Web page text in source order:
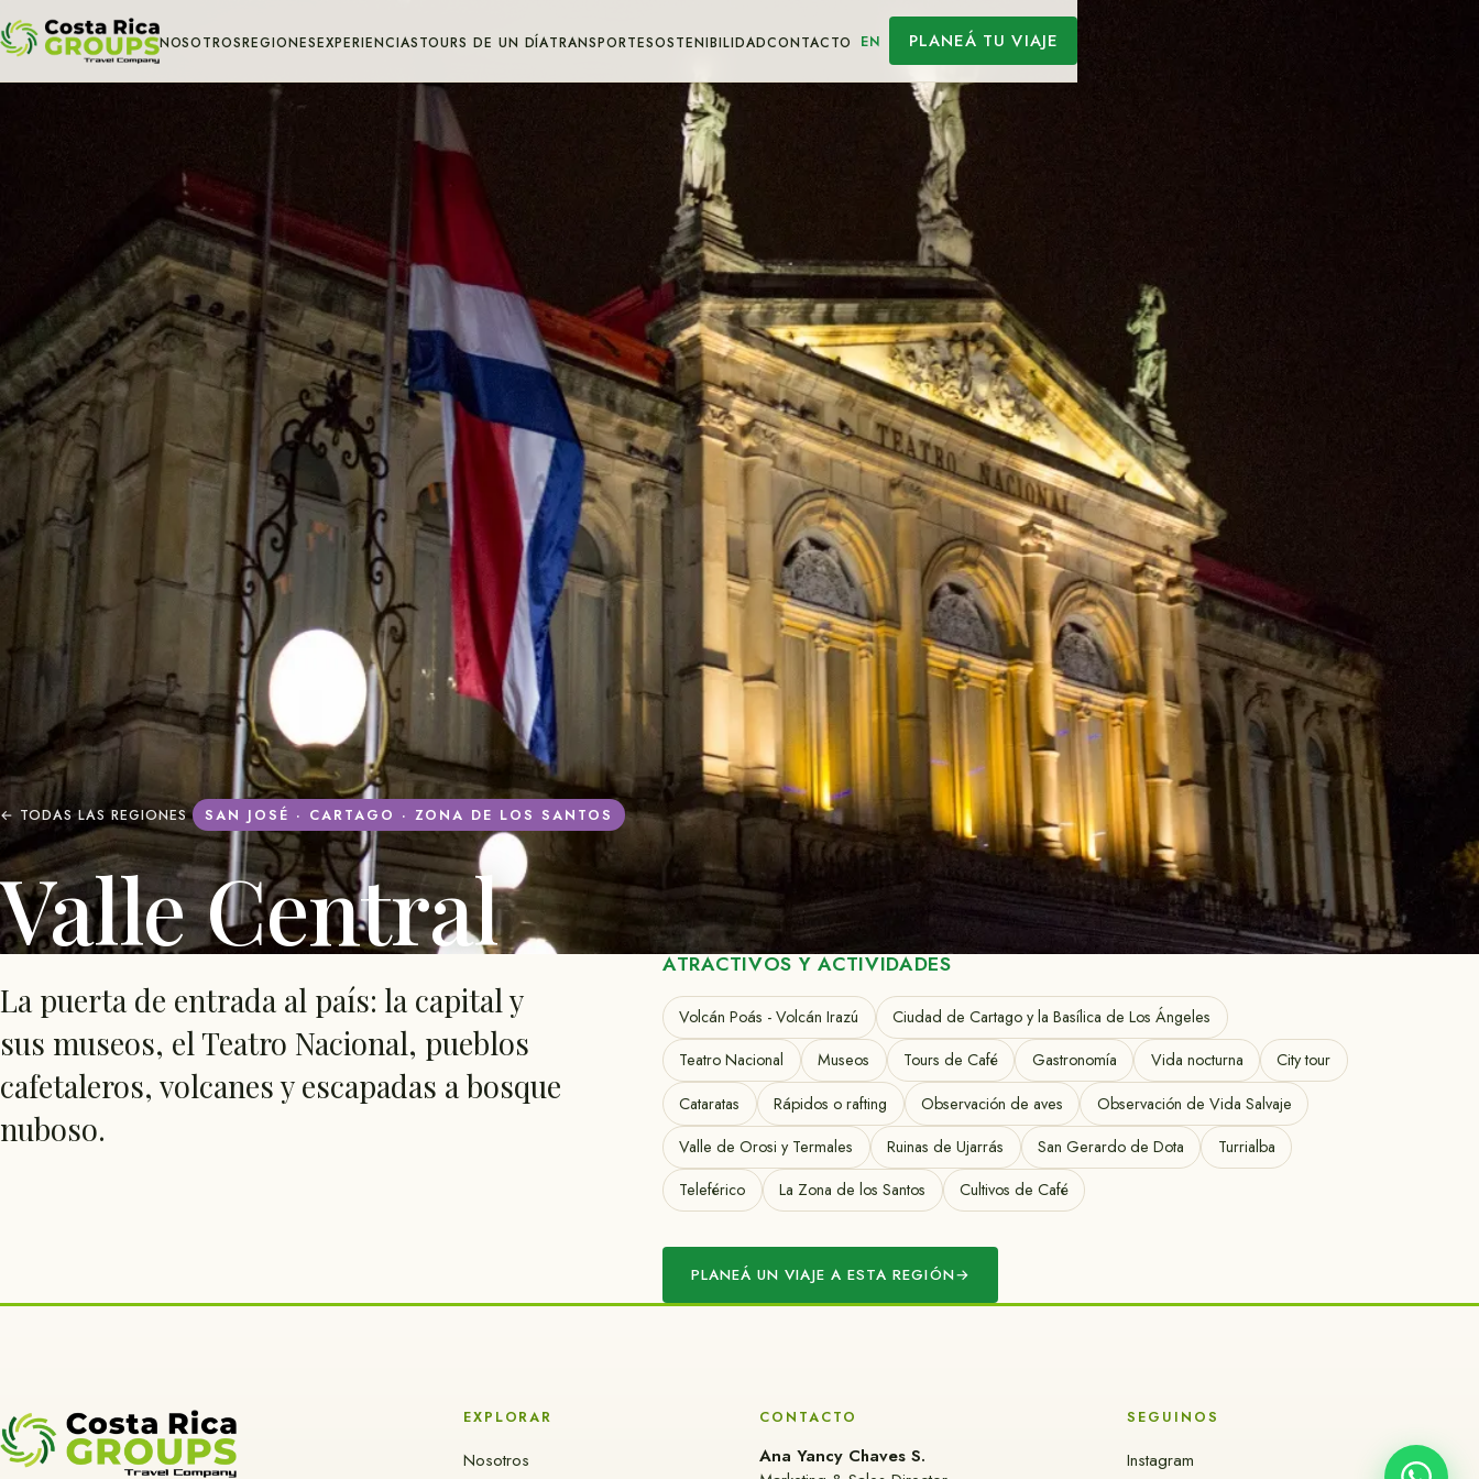
NOSOTROSREGIONESEXPERIENCIASTOURS DE UN DÍATRANSPORTESOSTENIBILIDADCONTACTO EN PLANEÁ TU VIAJE
← TODAS LAS REGIONES SAN JOSÉ · CARTAGO · ZONA DE LOS SANTOS
Valle Central
La puerta de entrada al país: la capital y
sus museos, el Teatro Nacional, pueblos
cafetaleros, volcanes y escapadas a bosque
nuboso.
ATRACTIVOS Y ACTIVIDADES
Volcán Poás - Volcán Irazú
Ciudad de Cartago y la Basílica de Los Ángeles
Teatro Nacional
Museos Tours de Café Gastronomía Vida nocturna
City tour
Cataratas
Rápidos o rafting Observación de aves
Observación de Vida Salvaje
Valle de Orosi y Termales
Ruinas de Ujarrás San Gerardo de Dota
Turrialba
Teleférico
La Zona de los Santos Cultivos de Café
PLANEÁ UN VIAJE A ESTA REGIÓN→
EXPLORAR
Nosotros
CONTACTO
Ana Yancy Chaves S.
SEGUINOS
Instagram